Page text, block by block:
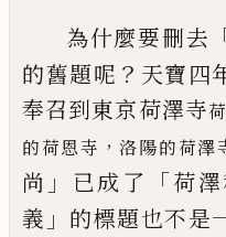
為什麼要刪去
的舊題呢 ？ 天寶四
奉召到東京荷澤寺
的荷恩寺 ，洛陽的荷澤
尚 」 已成了 「荷
義 」 的標題也不是